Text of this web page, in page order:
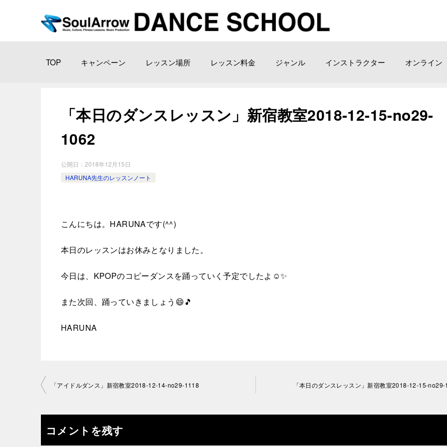
TOP キャンペーン レッスン場所 レッスン料金 ジャンル インストラクター オンライン
「本日のダンスレッスン」新宿教室2018-12-15-no29-
1062
公開日： 2018年12月15日
HARUNA先生のレッスンノート
こんにちは。HARUNAです(^^)
本日のレッスンはお休みとなりました。
今日は、KPOPのコピーダンスを踊っていく予定でしたよ☺✨
また次回、踊っていきましょう😄🎵
HARUNA
投
ナ
「アイドルダンス」新宿教室2018-12-14-no29-1118 「本日のダンスレッスン」新宿教室2018-12-15-
コメントを残す